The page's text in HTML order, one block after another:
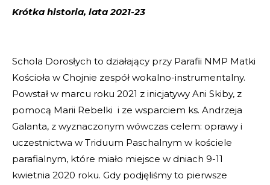
Krótka historia, lata 2021-23
Schola Dorosłych to działający przy Parafii NMP Matki
Kościoła w Chojnie zespół wokalno-instrumentalny.
Powstał w marcu roku 2021 z inicjatywy Ani Skiby, z
pomocą Marii Rebelki i ze wsparciem ks. Andrzeja
Galanta, z wyznaczonym wówczas celem: oprawy i
uczestnictwa w Triduum Paschalnym w kościele
parafialnym, które miało miejsce w dniach 9-11
kwietnia 2020 roku. Gdy podjęliśmy to pierwsze